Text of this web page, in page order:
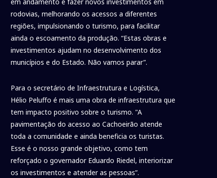
rodovias, melhorando os acessos a diferentes
regiões, impulsionando o turismo, para facilitar
ainda o escoamento da produção. “Estas obras e
investimentos ajudam no desenvolvimento dos
municípios e do Estado. Não vamos parar”.
Para o secretário de Infraestrutura e Logística,
Hélio Peluffo é mais uma obra de infraestrutura que
tem impacto positivo sobre o turismo. "A
pavimentação do acesso ao Cachoeirão atende
toda a comunidade e ainda beneficia os turistas.
Esse é o nosso grande objetivo, como tem
reforçado o governador Eduardo Riedel, interiorizar
os investimentos e atender as pessoas”.